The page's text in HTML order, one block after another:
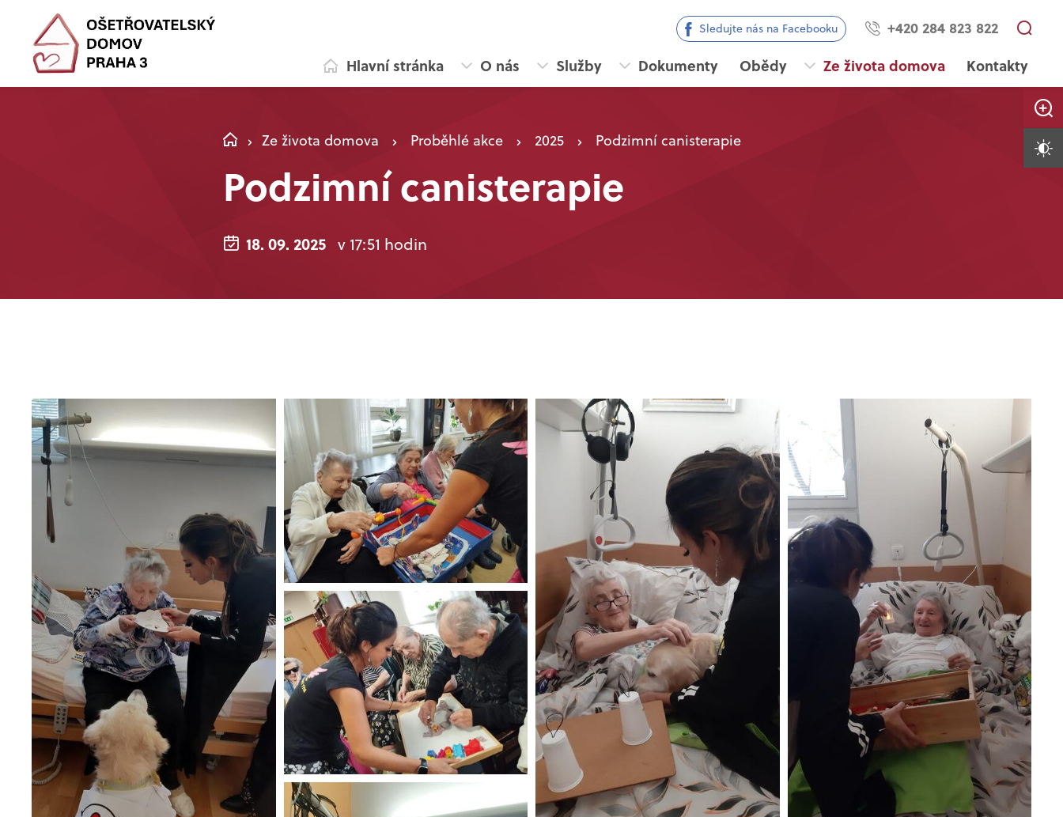
Sledujte nás na Facebooku
+420 284 823 822
Hlavní stránka
O nás Služby Dokumenty Obědy Ze života domova Kontakty
Ze života domova Proběhlé akce 2025 Podzimní canisterapie
Podzimní canisterapie
18. 09. 2025 v 17:51 hodin